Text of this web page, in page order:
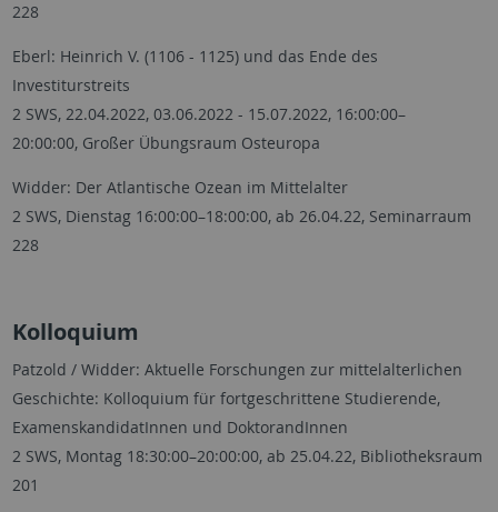
228
Eberl: Heinrich V. (1106 - 1125) und das Ende des
Investiturstreits
2 SWS, 22.04.2022, 03.06.2022 - 15.07.2022, 16:00:00–
20:00:00, Großer Übungsraum Osteuropa
Widder: Der Atlantische Ozean im Mittelalter
2 SWS, Dienstag 16:00:00–18:00:00, ab 26.04.22, Seminarraum
228
Kolloquium
Patzold / Widder: Aktuelle Forschungen zur mittelalterlichen
Geschichte: Kolloquium für fortgeschrittene Studierende,
ExamenskandidatInnen und DoktorandInnen
2 SWS, Montag 18:30:00–20:00:00, ab 25.04.22, Bibliotheksraum
201